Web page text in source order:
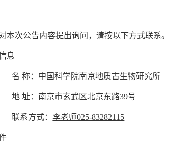
本次公告内容提出询问，请按以下方式联系。
息
名 称： 中国科学院南京地质古生物研究所
地 址： 南京市玄武区北京东路39号
联系方式：李老师025-83282115